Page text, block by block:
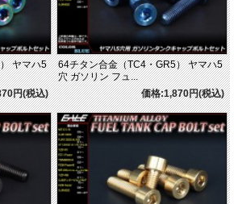
ヤマハ5
円(税込)
64チタン合金（TC4・GR5） ヤマハ5
穴 ガソリン フュ...
価格:1,870円(税込)